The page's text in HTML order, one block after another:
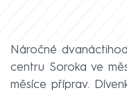
Náročné
centru Soroka ve
měsíce příprav.